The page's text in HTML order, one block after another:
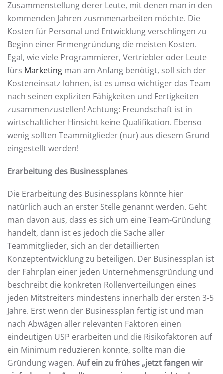
Zusammenstellung derer Leute, mit denen man in den
kommenden Jahren zusmmenarbeiten möchte. Die
Kosten für Personal und Entwicklung verschlingen zu
Beginn einer Firmengründung die meisten Kosten.
Egal, wie viele Programmierer, Vertriebler oder Leute
fürs Marketing man am Anfang benötigt, soll sich der
Kosteneinsatz lohnen, ist es umso wichtiger das Team
nach seinen expliziten Fähigkeiten und Fertigkeiten
zusammenzustellen! Achtung: Freundschaft ist in
wirtschaftlicher Hinsicht keine Qualifikation. Ebenso
wenig sollten Teammitglieder (nur) aus diesem Grund
eingestellt werden!
Erarbeitung des Businessplanes
Die Erarbeitung des Businessplans könnte hier
natürlich auch an erster Stelle genannt werden. Geht
man davon aus, dass es sich um eine Team-Gründung
handelt, dann ist es jedoch die Sache aller
Teammitglieder, sich an der detaillierten
Konzeptentwicklung zu beteiligen. Der Businessplan ist
der Fahrplan einer jeden Unternehmensgründung und
beschreibt die konkreten Rollenverteilungen eines
jeden Mitstreiters mindestens innerhalb der ersten 3-5
Jahre. Erst wenn der Businessplan fertig ist und man
nach Abwägen aller relevanten Faktoren einen
eindeutigen USP erarbeiten und die Risikofaktoren auf
ein Minimum reduzieren konnte, sollte man die
Gründung wagen. Auf ein zu frühes „jetzt fangen wir